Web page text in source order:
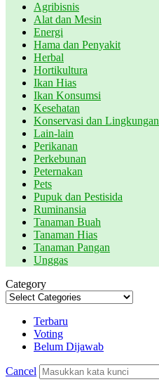
Agribisnis
Alat dan Mesin
Energi
Hama dan Penyakit
Herbal
Hortikultura
Ikan Hias
Ikan Konsumsi
Kesehatan
Konservasi dan Lingkungan
Lain-lain
Perikanan
Perkebunan
Peternakan
Pets
Pupuk dan Pestisida
Ruminansia
Tanaman Buah
Tanaman Hias
Tanaman Pangan
Unggas
Category
Terbaru
Voting
Belum Dijawab
Cancel